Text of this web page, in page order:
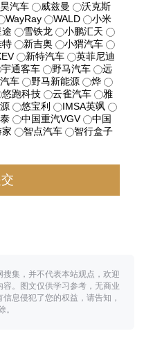
汽车 威兹曼
沃克斯
WayRay WALD
小米
雪铁龙
小鹏汇天
特 新吉奥
小猬汽车
新特汽车
英菲尼迪
宇通客车 野马汽车
远
车 野马新能源
烨
悠跑科技 云雀汽车
雅
悠宝利
IMSA英飒
中国重汽VGV
中国
家 智点汽车
智行盒子
集，并不代表本站观点，欢迎
。图文仅供学习参考，无商业
息侵犯了您的权益，请告知，
。